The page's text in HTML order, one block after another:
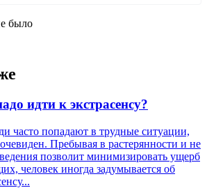
было
идти к экстрасенсу?
часто попадают в трудные ситуации,
Пребывая в растерянности и не
позволит минимизировать ущерб
человек иногда задумывается об